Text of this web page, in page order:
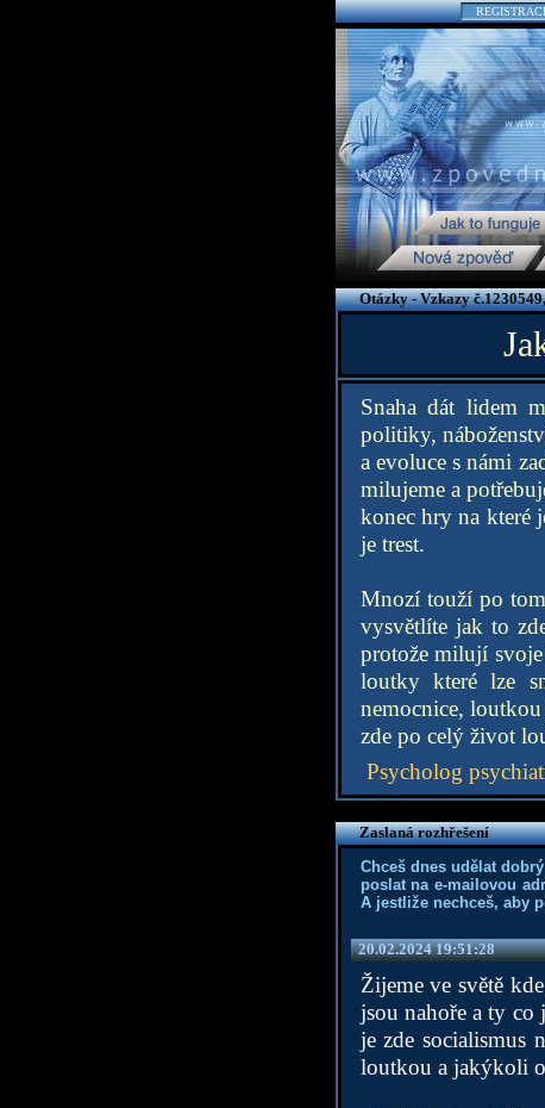
Otázky - Vzkazy
Snaha dát lidem
politiky,
a evoluce s námi
milujeme a
konec hry na které
je trest.
Mnozí touží po
vysvětlíte jak to
protože milují
loutky které lze
nemocnice,
zde po celý život
Psycholog
Zaslaná rozhřešení
Chceš dnes udělat
poslat na e-mailovou
A jestliže nechceš, aby
20.02.2024 19:51:28
Žijeme ve světě
jsou nahoře a ty
je zde socialismus
loutkou a jakýkoli